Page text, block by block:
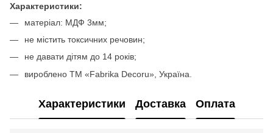
Характеристики:
матеріал: МДФ 3мм;
не містить токсичних речовин;
не давати дітям до 14 років;
вироблено ТМ «Fabrika Decoru», Україна.
Характеристики Доставка Оплата